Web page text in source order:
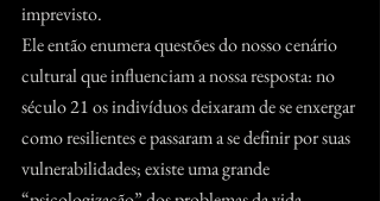
imprevisto.
Ele então enumera questões do nosso cenário
cultural que influenciam a nossa resposta: no
século 21 os indivíduos deixaram de se enxergar
como resilientes e passaram a se definir por suas
vulnerabilidades; existe uma grande